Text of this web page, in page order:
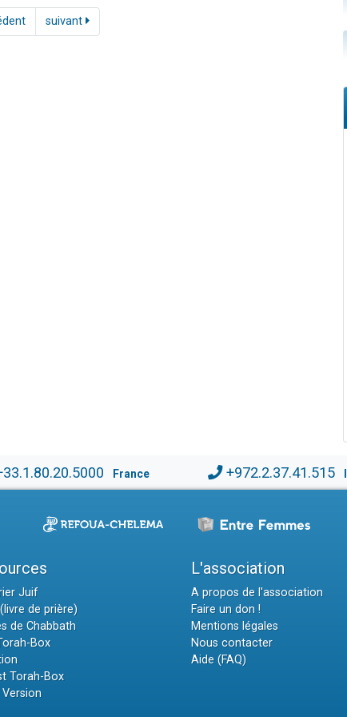
suivant
France +972.2.37.41.515
Juif
de prière)
de Chabbath
Box
Torah-Box
Version
L'association
A propos de l'association
Faire un don !
Mentions légales
Nous contacter
Aide (FAQ)